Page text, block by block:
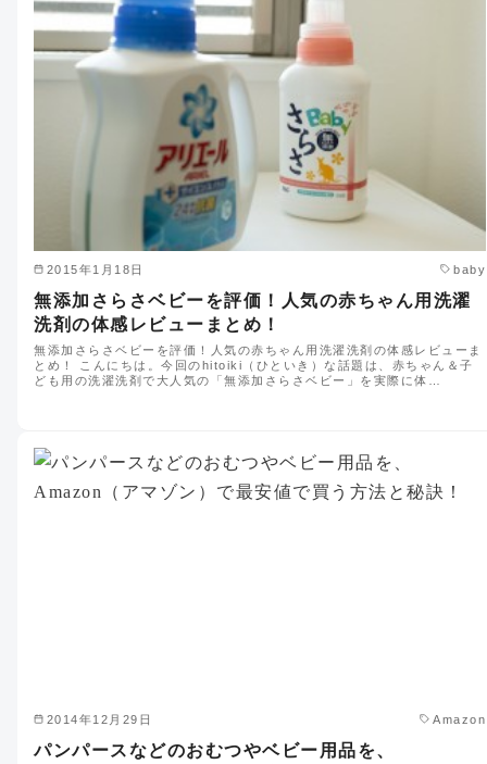
2015年1月18日 baby
無添加さらさベビーを評価！人気の赤ちゃん用洗濯
洗剤の体感レビューまとめ！
無添加さらさベビーを評価！人気の赤ちゃん用洗濯洗剤の体感レビューま
とめ！ こんにちは。今回のhitoiki（ひといき）な話題は、赤ちゃん＆子
ども用の洗濯洗剤で大人気の「無添加さらさベビー」を実際に体…
2014年12月29日 Amazon
パンパースなどのおむつやベビー用品を、